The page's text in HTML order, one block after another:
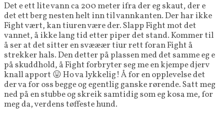
Det e ett lite vann ca 200 meter ifra der eg skaut, der e
det ett berg nesten helt inn til vannkanten. Der har ikke
Fight vært, kan tiuren være der. Slapp Fight mot det
vannet, å ikke lang tid etter piper det stand. Kommer til
å ser at det sitter en svææær tiur rett foran Fight å
strekker hals. Den detter på plassen med det samme eg e
på skuddhold, å Fight forbryter seg me en kjempe djerv
knall apport 😛 Ho va lykkelig! Å for en opplevelse det
der va for oss begge og egentlig ganske rørende. Satt meg
ned på en stubbe og skreik samtidig som eg kosa me, for
meg da, verdens tøffeste hund.